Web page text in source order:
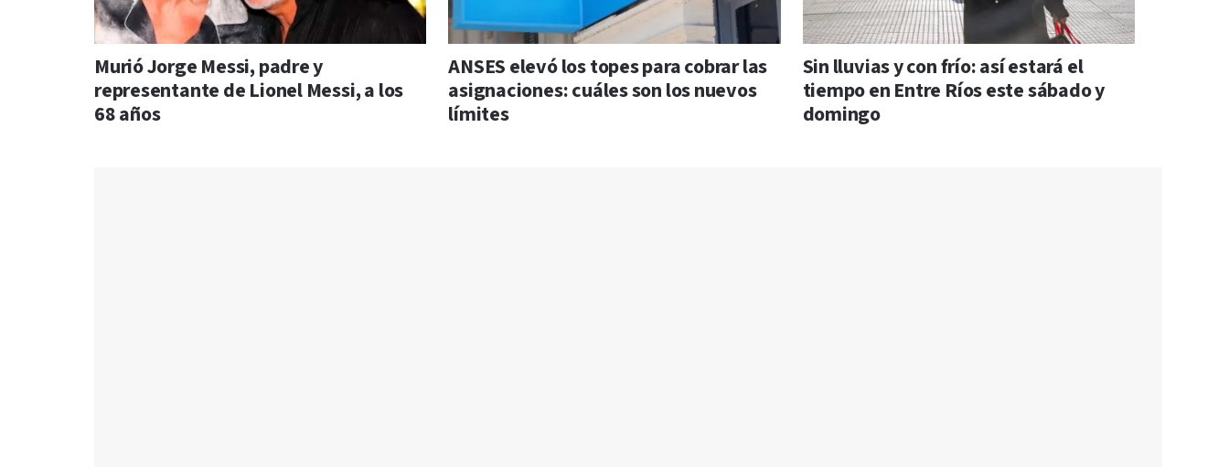
Murió Jorge Messi, padre y
representante de Lionel Messi, a los
68 años
ANSES elevó los topes para cobrar las
asignaciones: cuáles son los nuevos
límites
Sin lluvias y con frío: así estará el
tiempo en Entre Ríos este sábado y
domingo